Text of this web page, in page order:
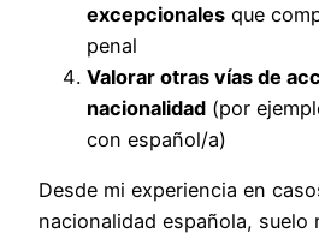
excepcionales que
penal
Valorar otras vías de
nacionalidad (por
con español/a)
Desde mi experiencia en
nacionalidad española, suelo